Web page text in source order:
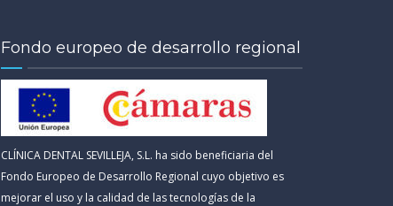
Fondo europeo de desarrollo regional
CLÍNICA DENTAL SEVILLEJA, S.L. ha sido beneficiaria del
Fondo Europeo de Desarrollo Regional cuyo objetivo es
mejorar el uso y la calidad de las tecnologías de la